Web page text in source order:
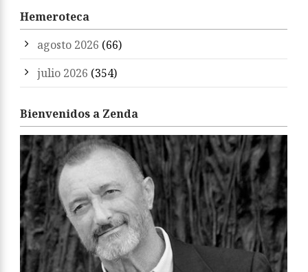
Hemeroteca
agosto 2026 (66)
julio 2026 (354)
Bienvenidos a Zenda